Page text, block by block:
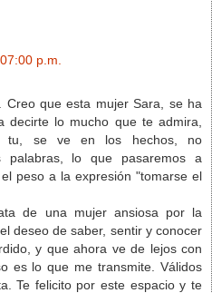
p.m.
Creo que esta mujer Sara, se ha
decirte lo mucho que te admira,
tu, se ve en los hechos, no
palabras, lo que pasaremos a
peso a la expresión "tomarse el
de una mujer ansiosa por la
deseo de saber, sentir y conocer
y que ahora ve de lejos con
es lo que me transmite. Válidos
Te felicito por este espacio y te